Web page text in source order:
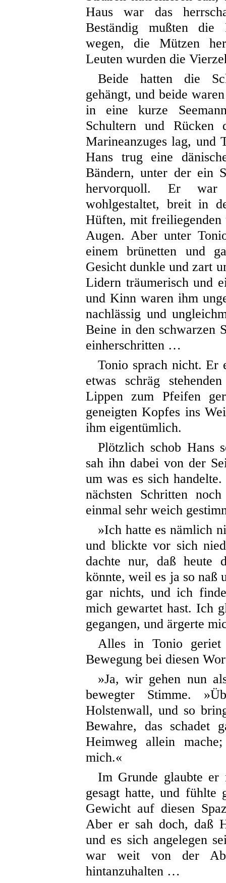
Haus war das
Beständig mußten die
wegen, die Mützen
Leuten wurden die
Beide hatten die
gehängt, und beide
in eine kurze
Schultern und Rücken
Marineanzuges lag, und
Hans trug eine
Bändern, unter der ein
hervorquoll. Er war
wohlgestaltet, breit in
Hüften, mit freiliegenden
Augen. Aber unter
einem brünetten und
Gesicht dunkleund zart
Lidern träumerisch und
und Kinn waren ihm
nachlässig und
Beine in den schwarzen
einherschritten …
Tonio sprach nicht. Er
etwas schräg
Lippen zum Pfeifen
geneigten Kopfes ins
ihm eigentümlich.
Plötzlich schob Hans
sah ihn dabei von der
um was es sich
nächsten Schritten
einmal sehr weich
»Ich hatte es nämlich
und blickte vor sich
dachte nur, daß heute
könnte, weil es ja so naß
gar nichts, und ich
mich gewartet hast. Ich
gegangen, und ärgerte
Alles in Tonio geriet
Bewegung bei diesen
»Ja, wir gehen nun
bewegter Stimme.
Holstenwall, und so
Bewahre, das schadet
Heimweg allein
mich.«
Im Grunde glaubte er
gesagt hatte, und fühlte
Gewicht auf diesen
Aber er sah doch, daß
und es sich angelegen
war weit von der
hintanzuhalten …